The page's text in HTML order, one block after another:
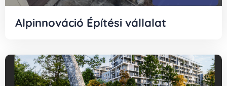
Alpinnováció Építési vállalat